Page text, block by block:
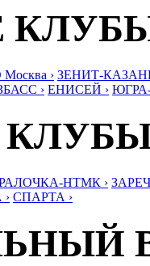
› ЗЕНИТ-
› ЕНИСЕЙ ›
НТМК ›
СПАРТА ›